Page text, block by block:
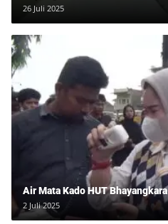
26 Juli 2025
Air Mata Kado HUT Bhayangkara
2 Juli 2025